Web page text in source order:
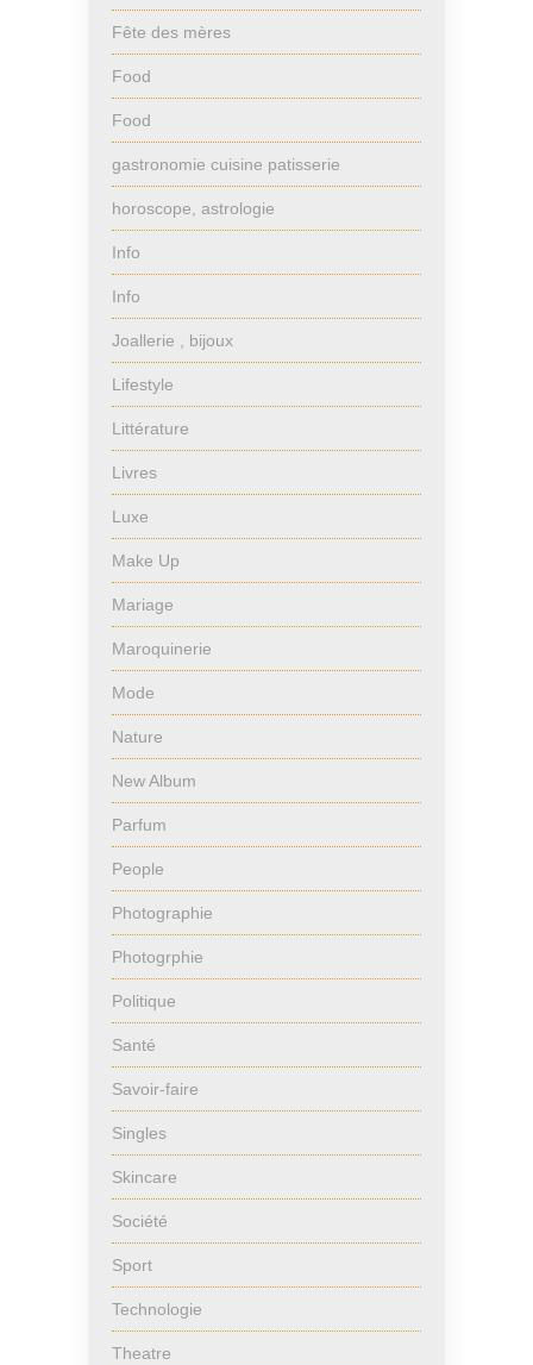
Fête des mères
Food
Food
gastronomie cuisine patisserie
horoscope, astrologie
Info
Info
Joallerie , bijoux
Lifestyle
Littérature
Livres
Luxe
Make Up
Mariage
Maroquinerie
Mode
Nature
New Album
Parfum
People
Photographie
Photogrphie
Politique
Santé
Savoir-faire
Singles
Skincare
Société
Sport
Technologie
Theatre